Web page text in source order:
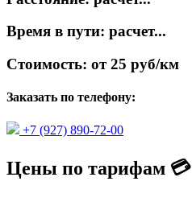
Время в пути: расчет...
Стоимость: от 25 руб/км
Заказать по телефону:
+7 (927) 890-72-00
Цены по тарифам 💳